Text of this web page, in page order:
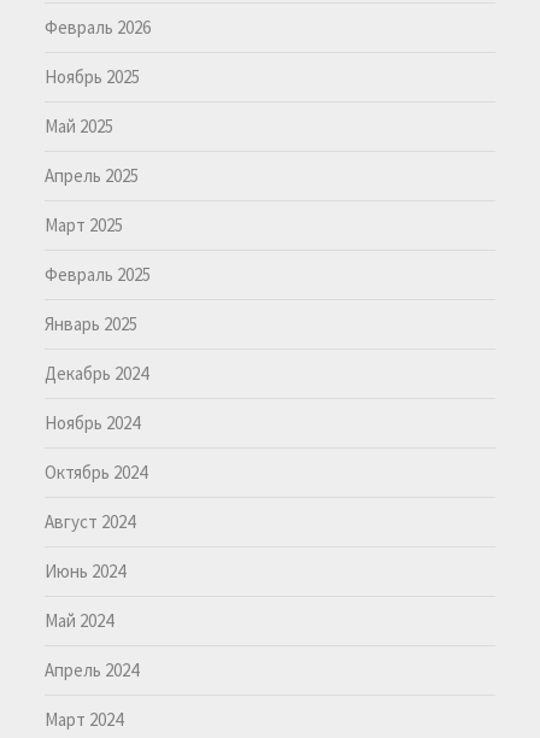
Февраль 2026
Ноябрь 2025
Май 2025
Апрель 2025
Март 2025
Февраль 2025
Январь 2025
Декабрь 2024
Ноябрь 2024
Октябрь 2024
Август 2024
Июнь 2024
Май 2024
Апрель 2024
Март 2024